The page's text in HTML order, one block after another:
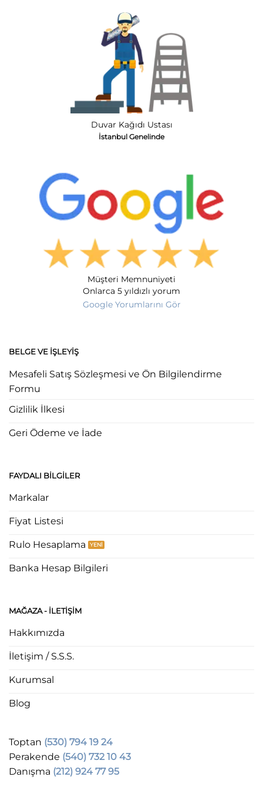
Duvar Kağıdı Ustası
İstanbul Genelinde
Müşteri Memnuniyeti
Onlarca 5 yıldızlı yorum
Google Yorumlarını Gör
BELGE VE İŞLEYIŞ
Mesafeli Satış Sözleşmesi ve Ön Bilgilendirme
Formu
Gizlilik İlkesi
Geri Ödeme ve İade
FAYDALI BILGILER
Markalar
Fiyat Listesi
Rulo Hesaplama
Banka Hesap Bilgileri
MAĞAZA - ILETIŞIM
Hakkımızda
İletişim / S.S.S.
Kurumsal
Blog
Toptan (530) 794 19 24
Perakende (540) 732 10 43
Danışma (212) 924 77 95